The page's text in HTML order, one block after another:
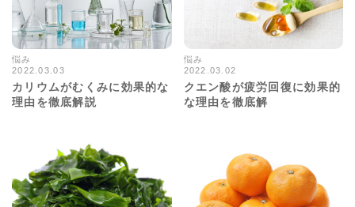
悩み
2022.03.03
カリウムがむくみに効果的な
理由を徹底解説
悩み
2022.03.02
クエン酸が疲労回復に効果的
な理由を徹底解